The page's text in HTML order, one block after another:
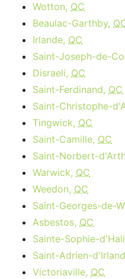
Wotton, QC
Beaulac-Garthby,
Irlande, QC
Saint-Joseph-de-
Disraeli, QC
Saint-Ferdinand, QC
Saint-Christophe-
Tingwick, QC
Saint-Camille, QC
Saint-Norbert-
Warwick, QC
Weedon, QC
Saint-Georges-de-
Asbestos, QC
Sainte-Sophie-
Saint-Adrien-
Victoriaville, QC